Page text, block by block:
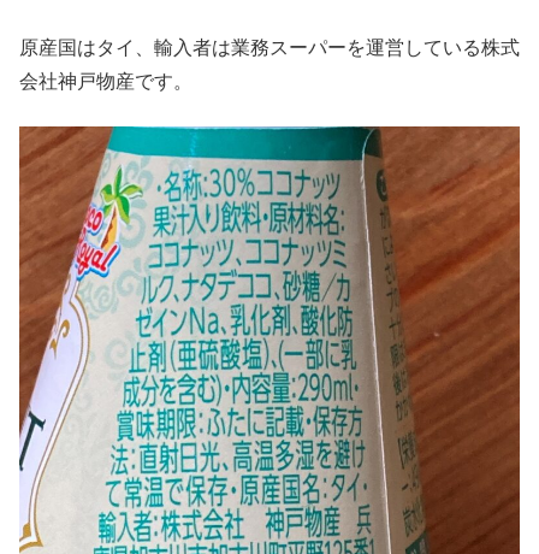
原産国はタイ、輸入者は業務スーパーを運営している株式
会社神戸物産です。